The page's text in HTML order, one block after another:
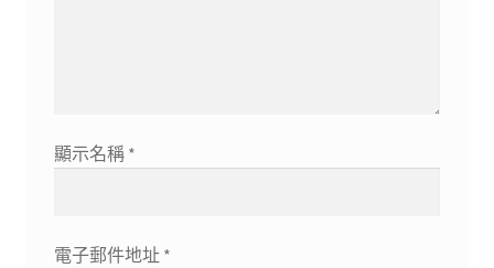
顯示名稱 *
電子郵件地址 *